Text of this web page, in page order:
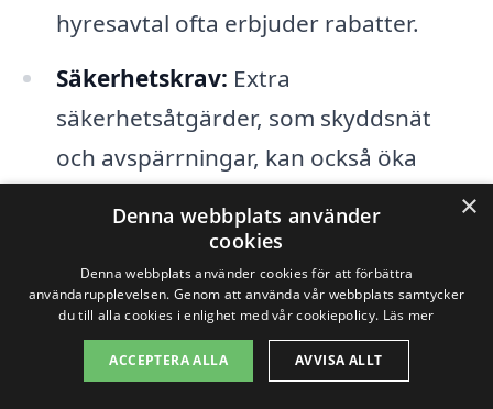
hyresavtal ofta erbjuder rabatter.
Säkerhetskrav: Extra
säkerhetsåtgärder, som skyddsnät
och avspärrningar, kan också öka
kostnaden för byggställningen. Det är
viktigt att följa alla lokala
säkerhetsföreskrifter.
Transportkostnader: I vissa fall kan
transport av ställningen till och från
×
Denna webbplats använder
cookies
Denna webbplats använder cookies för att förbättra
användarupplevelsen. Genom att använda vår webbplats samtycker
du till alla cookies i enlighet med vår cookiepolicy. Läs mer
ACCEPTERA ALLA AVVISA ALLT